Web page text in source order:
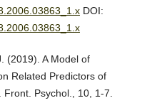
DOI:
(2019). A Model of
Related Predictors of
Psychol., 10, 1-7.